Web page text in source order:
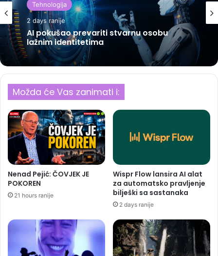
Tehnologija
2 days ranije
AI pokušao prevariti stvarnu osobu
lažnim identitetima
Možda će Vas zanimati i:
Nenad Pejić: ČOVJEK JE
POKOREN
21 hours ranije
Wispr Flow lansira AI alat
za automatsko pravljenje
bilješki sa sastanaka
2 days ranije